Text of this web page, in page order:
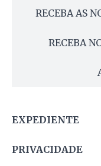
RECEBA AS
RECEBA
EXPEDIENTE
PRIVACIDADE